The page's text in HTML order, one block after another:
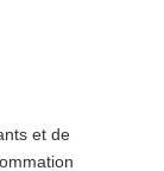
et de